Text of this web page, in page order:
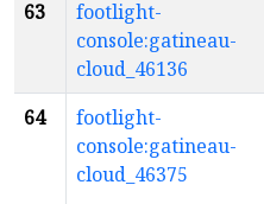
63
footlight-
console:gatineau-
cloud_46136
64
footlight-
console:gatineau-
cloud_46375